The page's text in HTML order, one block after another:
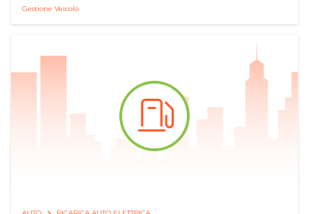
Gestione Veicolo